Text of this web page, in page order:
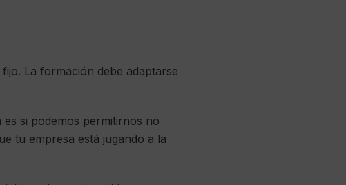
La formación debe adaptarse
si podemos permitirnos no
tu empresa está jugando a la